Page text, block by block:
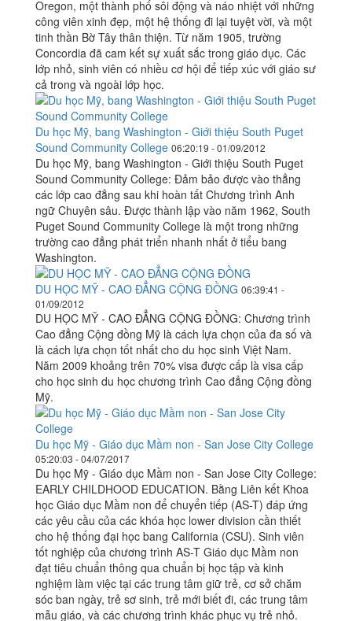
Oregon, một thành phố sôi động và náo nhiệt với những
công viên xinh đẹp, một hệ thống đi lại tuyệt vời, và một
tinh thần Bờ Tây thân thiện. Từ năm 1905, trường
Concordia đã cam kết sự xuất sắc trong giáo dục. Các
lớp nhỏ, sinh viên có nhiều cơ hội để tiếp xúc với giáo sư
cả trong và ngoài lớp học.
Du học Mỹ, bang Washington - Giới thiệu South Puget
Sound Community College 06:20:19 - 01/09/2012
Du học Mỹ, bang Washington - Giới thiệu South Puget
Sound Community College: Đảm bảo được vào thẳng
các lớp cao đẳng sau khi hoàn tất Chương trình Anh
ngữ Chuyên sâu. Được thành lập vào năm 1962, South
Puget Sound Community College là một trong những
trường cao đẳng phát triển nhanh nhất ở tiểu bang
Washington.
DU HỌC MỸ - CAO ĐẲNG CỘNG ĐỒNG 06:39:41 -
01/09/2012
DU HỌC MỸ - CAO ĐẲNG CỘNG ĐỒNG: Chương trình
Cao đẳng Cộng đồng Mỹ là cách lựa chọn của đa số và
là cách lựa chọn tốt nhất cho du học sinh Việt Nam.
Năm 2009 khoảng trên 70% visa được cấp là visa cấp
cho học sinh du học chương trình Cao đẳng Cộng đồng
Mỹ.
Du học Mỹ - Giáo dục Mầm non - San Jose City College
05:20:03 - 04/07/2017
Du học Mỹ - Giáo dục Mầm non - San Jose City College:
EARLY CHILDHOOD EDUCATION. Bằng Liên kết Khoa
học Giáo dục Mầm non để chuyển tiếp (AS-T) đáp ứng
các yêu cầu của các khóa học lower division cần thiết
cho hệ thống đại học bang California (CSU). Sinh viên
tốt nghiệp của chương trình AS-T Giáo dục Mầm non
đạt tiêu chuẩn thông qua chuẩn bị học tập và kinh
nghiệm làm việc tại các trung tâm giữ trẻ, cơ sở chăm
sóc ban ngày, trẻ sơ sinh, trẻ mới biết đi, các trung tâm
mẫu giáo, và các chương trình khác phục vụ trẻ nhỏ.